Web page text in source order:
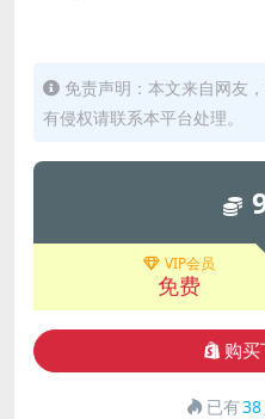
免责声明：本文来自网友
有侵权请联系本平台处理。
VIP会员
免费
购买
已有38